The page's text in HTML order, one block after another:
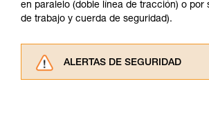
en paralelo (doble línea de tracción) o por
de trabajo y cuerda de seguridad).
ALERTAS DE SEGURIDAD